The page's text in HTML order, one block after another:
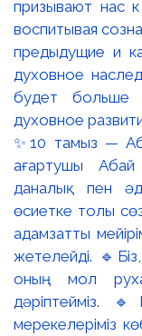
✨10 тамыз —
ағартушы
даналық пен
өсиетке толы
адамзатты
жетелейді.
оның мол
дәріптейміз.
мерекелеріміз